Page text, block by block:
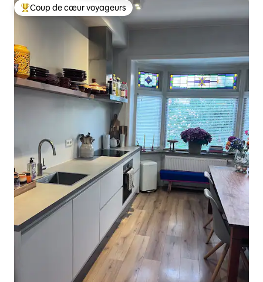
Coups de cœur voyageurs les plus appréciés
Coup de cœur voyageurs